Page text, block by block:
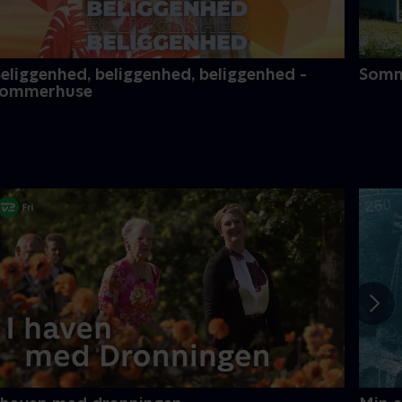
beliggenhed, beliggenhed -